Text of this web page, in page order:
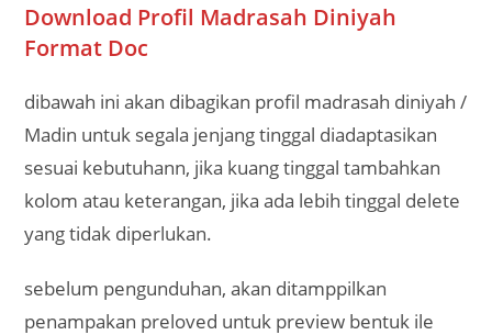
Download Profil Madrasah Diniyah
Format Doc
dibawah ini akan dibagikan profil madrasah diniyah /
Madin untuk segala jenjang tinggal diadaptasikan
sesuai kebutuhann, jika kuang tinggal tambahkan
kolom atau keterangan, jika ada lebih tinggal delete
yang tidak diperlukan.
sebelum pengunduhan, akan ditamppilkan
penampakan preloved untuk preview bentuk ile